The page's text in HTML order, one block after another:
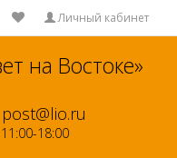
Личный кабинет
на Востоке»
post@lio.ru
18:00